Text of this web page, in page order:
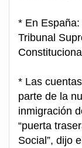
* En
Tribunal
* Las
parte de la
inmigración
“puerta
Social”, dijo